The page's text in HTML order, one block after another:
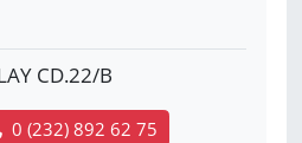
CD.22/B
0 (232) 892 62 75